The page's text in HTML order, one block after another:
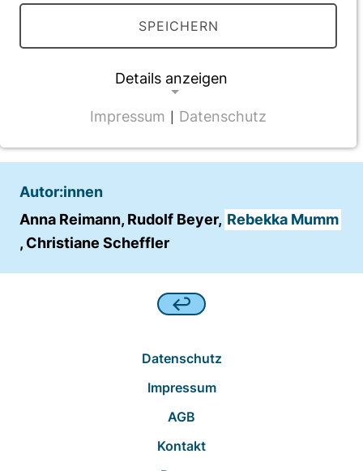
Vollversion des Beitrages
DOI:10.1127/anthranz/2019/0981
Veröffentlichung
2019
Autor:innen
Anna Reimann, Rudolf Beyer, Rebekka Mumm
, Christiane Scheffler
Datenschutz
Impressum
AGB
Kontakt
SPEICHERN
Details anzeigen
NOTWENDIGE COOKIES
Name:
Anbieter:
Frontend Benutzer Identifizierung
Wir werten das Nutzerverhalten mit
Impressum Datenschutz